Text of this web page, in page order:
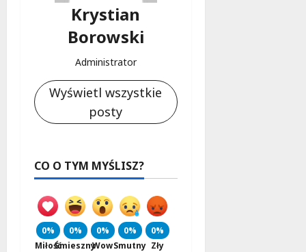
Krystian
Borowski
Administrator
Wyświetl wszystkie
posty
CO O TYM MYŚLISZ?
0%
Miłość
0%
Śmieszny
0%
Wow
0%
Smutny
0%
Zły